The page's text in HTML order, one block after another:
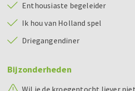
Enthousiaste begeleider
Ik hou van Holland spel
Driegangendiner
Bijzonderheden